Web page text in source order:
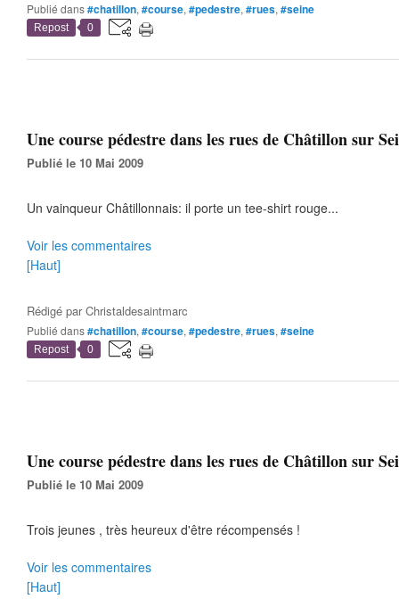
Publié dans#chatillon, #course, #pedestre, #rues, #seine
Repost 0
Une course pédestre dans les rues de Châtillon sur
Publié le 10 Mai 2009
Un vainqueur Châtillonnais: il porte un tee-shirt rouge...
Voir les commentaires
[Haut]
Rédigé parChristaldesaintmarc
Publié dans#chatillon, #course, #pedestre, #rues, #seine
Repost 0
Une course pédestre dans les rues de Châtillon sur
Publié le 10 Mai 2009
Trois jeunes , très heureux d'être récompensés !
Voir les commentaires
[Haut]